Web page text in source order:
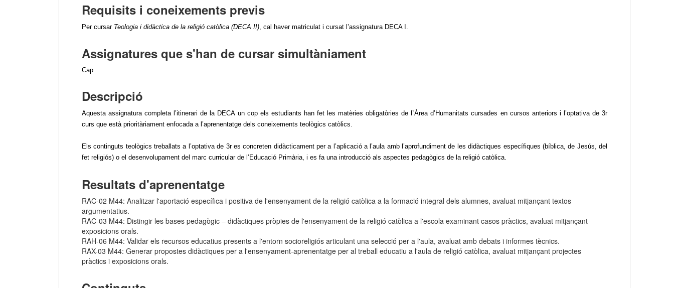
Requisits i coneixements previs
Per cursar Teologia i didàctica de la religió catòlica (DECA II), cal haver matriculat i cursat l’assignatura DECA I.
Assignatures que s'han de cursar simultàniament
Cap.
Descripció
Aquesta assignatura completa l’itinerari de la DECA un cop els estudiants han fet les matèries obligatòries de l`Àrea d’Humanitats cursades en cursos anteriors i l’optativa de 3r
curs que està prioritàriament enfocada a l’aprenentatge dels coneixements teològics catòlics.
Els continguts teològics treballats a l’optativa de 3r es concreten didàcticament per a l’aplicació a l’aula amb l’aprofundiment de les didàctiques específiques (bíblica, de Jesús, del
fet religiós) o el desenvolupament del marc curricular de l’Educació Primària, i es fa una introducció als aspectes pedagògics de la religió catòlica.
Resultats d'aprenentatge
RAC-02 M44: Analitzar l'aportació específica i positiva de l'ensenyament de la religió catòlica a la formació integral dels alumnes, avaluat mitjançant textos
argumentatius.
RAC-03 M44: Distingir les bases pedagògic – didàctiques pròpies de l'ensenyament de la religió catòlica a l'escola examinant casos pràctics, avaluat mitjançant
exposicions orals.
RAH-06 M44: Validar els recursos educatius presents a l'entorn socioreligiós articulant una selecció per a l'aula, avaluat amb debats i informes tècnics.
RAX-03 M44: Generar propostes didàctiques per a l'ensenyament-aprenentatge per al treball educatiu a l'aula de religió catòlica, avaluat mitjançant projectes
pràctics i exposicions orals.